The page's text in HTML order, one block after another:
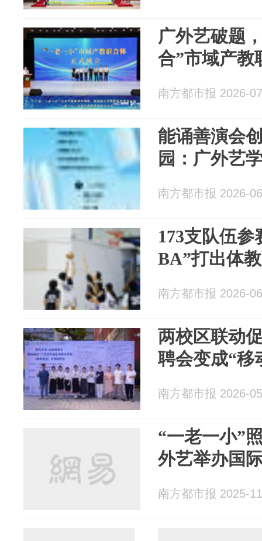
广外艺破题
合”市域产教
南方都市报 2026-
能诵善演会
园：广外艺
南方都市报 2026-
173支队伍参
BA”打出体
南方都市报 2026-
两校区联动
聘会变成“移
南方都市报 2026-
“一老一小”
外艺举办国
南方都市报 2025-